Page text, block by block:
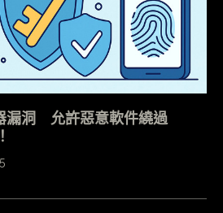
漏洞 允許惡意軟件繞過